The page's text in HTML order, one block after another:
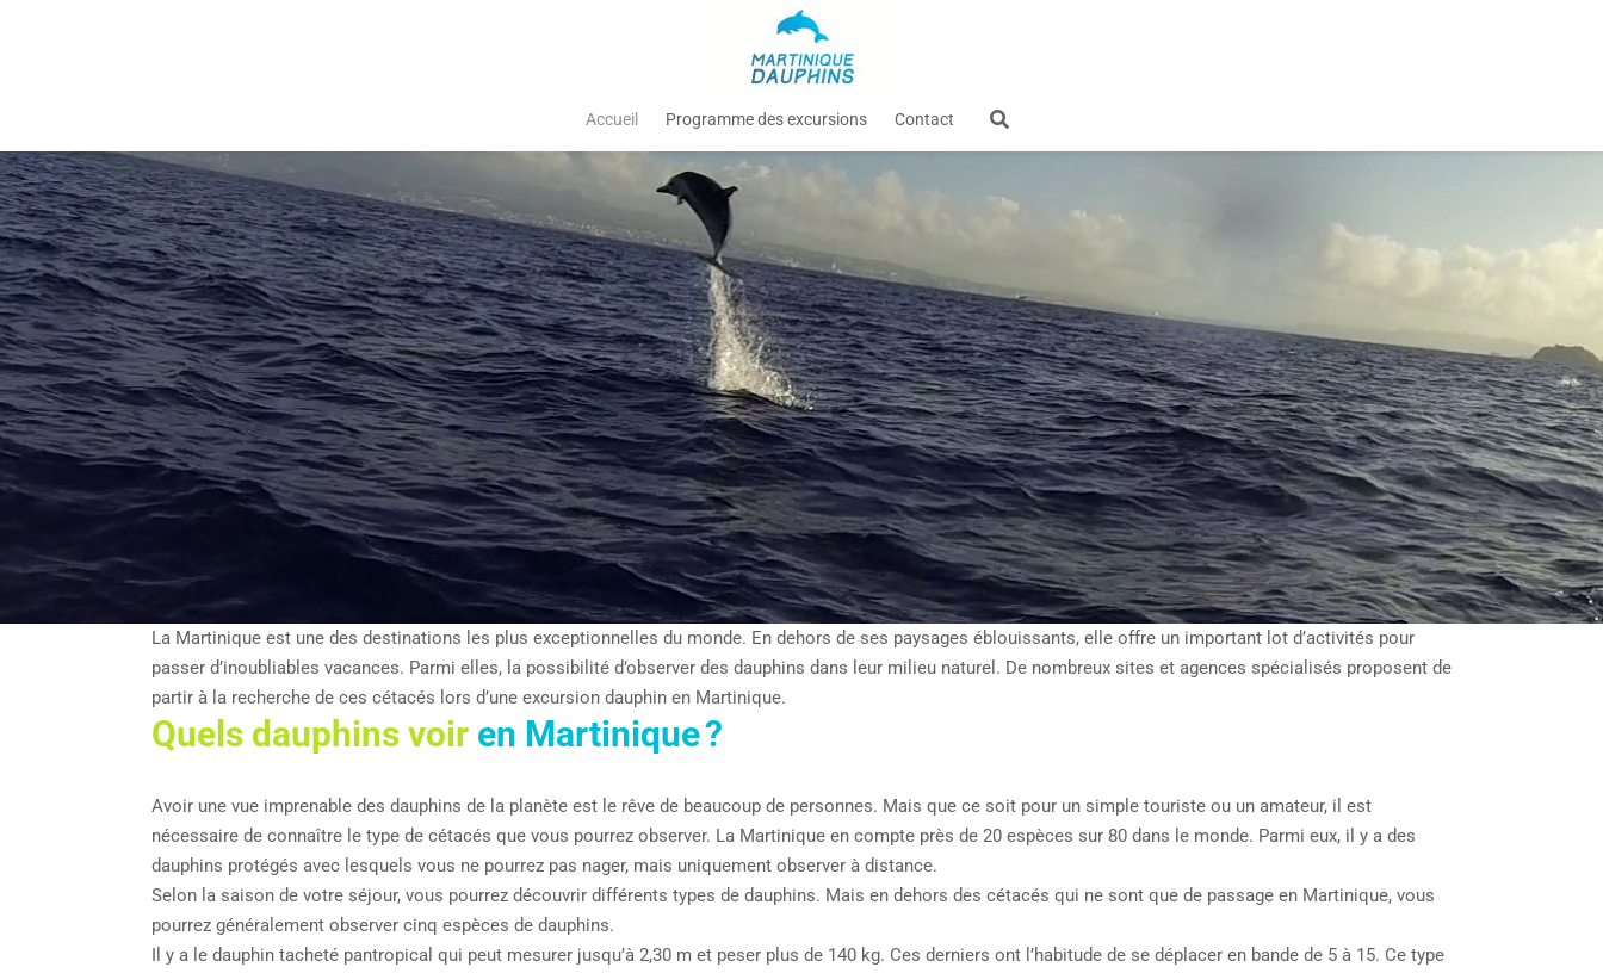
Accueil Programme des excursions Contact
La Martinique est une des destinations les plus exceptionnelles du monde. En dehors de ses paysages éblouissants, elle offre un important lot d’activités pour
passer d’inoubliables vacances. Parmi elles, la possibilité d’observer des dauphins dans leur milieu naturel. De nombreux sites et agences spécialisés proposent de
partir à la recherche de ces cétacés lors d’une excursion dauphin en Martinique.
Quels dauphins voir en Martinique ?
Avoir une vue imprenable des dauphins de la planète est le rêve de beaucoup de personnes. Mais que ce soit pour un simple touriste ou un amateur, il est
nécessaire de connaître le type de cétacés que vous pourrez observer. La Martinique en compte près de 20 espèces sur 80 dans le monde. Parmi eux, il y a des
dauphins protégés avec lesquels vous ne pourrez pas nager, mais uniquement observer à distance.
Selon la saison de votre séjour, vous pourrez découvrir différents types de dauphins. Mais en dehors des cétacés qui ne sont que de passage en Martinique, vous
pourrez généralement observer cinq espèces de dauphins.
Il y a le dauphin tacheté pantropical qui peut mesurer jusqu’à 2,30 m et peser plus de 140 kg. Ces derniers ont l’habitude de se déplacer en bande de 5 à 15. Ce type